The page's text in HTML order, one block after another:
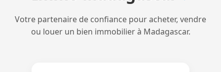
Votre partenaire de confiance pour acheter, vendre
ou louer un bien immobilier à Madagascar.